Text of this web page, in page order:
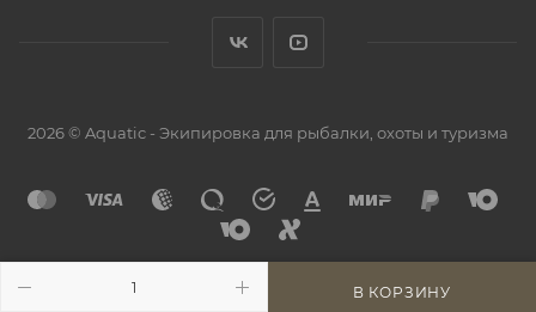
В КОРЗИНУ
2026 © Aquatic - Экипировка для рыбалки, охоты и туризма